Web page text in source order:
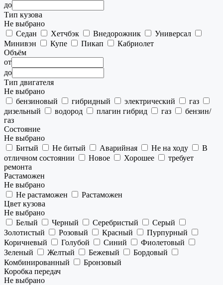
до
Тип кузова
Не выбрано
Седан
Хетчбэк Внедорожник
Универсал
Минивэн
Купе Пикап
Кабриолет
Объём
от
до
Тип двигателя
Не выбрано
бензиновый
гибридный электрический
газ
дизельный
водород плагин гибрид газ
бензин/
газ
Состояние
Не выбрано
Битый
Не битый Аварийная Не на ходу
В
отличном состоянии
Новое Хорошее
требует
ремонта
Растаможен
Не выбрано
Не растаможен
Растаможен
Цвет кузова
Не выбрано
Белый
Черный Серебристый
Серый
Золотистый
Розовый Красный
Пурпурный
Коричневый
Голубой Синий
Фиолетовый
Зеленый
Желтый Бежевый
Бордовый
Комбинированный
Бронзовый
Коробка передач
Не выбрано